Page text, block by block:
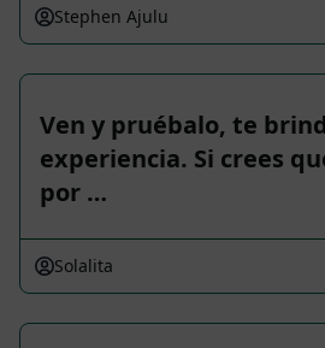
Stephen Ajulu
Ven y pruébalo, te
experiencia. Si crees
por …
Solalita